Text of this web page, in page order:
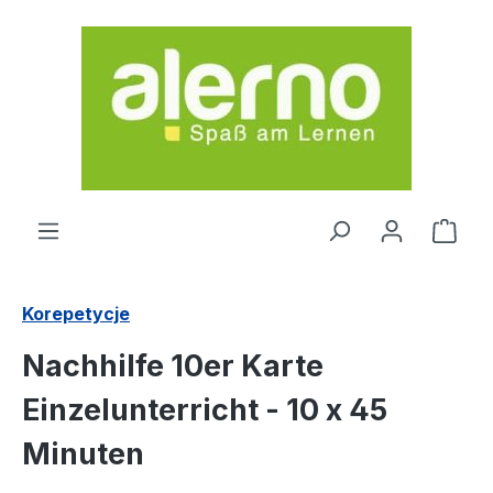
Przejdź do głównej zawartości
Korepetycje
Nachhilfe 10er Karte
Einzelunterricht - 10 x 45
Minuten